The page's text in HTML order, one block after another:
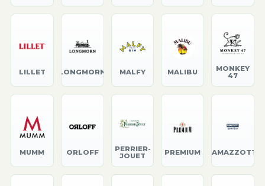
LILLET LONGMORN MALFY MALIBU
MONKEY
47
MUMM ORLOFF
PERRIER-
JOUET
PREMIUM RAMAZZOTTI